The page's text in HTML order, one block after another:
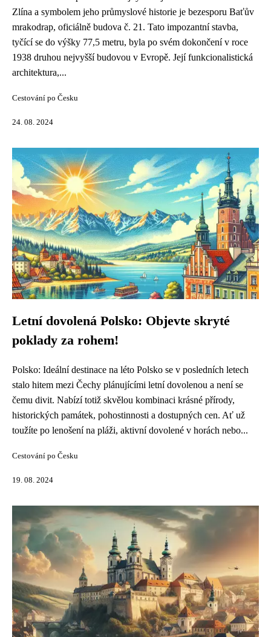
Zlína a symbolem jeho průmyslové historie je bezesporu Baťův
mrakodrap, oficiálně budova č. 21. Tato impozantní stavba,
tyčící se do výšky 77,5 metru, byla po svém dokončení v roce
1938 druhou nejvyšší budovou v Evropě. Její funkcionalistická
architektura,...
Cestování po Česku
24. 08. 2024
Letní dovolená Polsko: Objevte skryté
poklady za rohem!
Polsko: Ideální destinace na léto Polsko se v posledních letech
stalo hitem mezi Čechy plánujícími letní dovolenou a není se
čemu divit. Nabízí totiž skvělou kombinaci krásné přírody,
historických památek, pohostinnosti a dostupných cen. Ať už
toužíte po lenošení na pláži, aktivní dovolené v horách nebo...
Cestování po Česku
19. 08. 2024